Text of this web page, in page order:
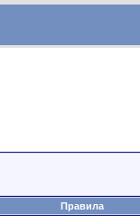
Правила